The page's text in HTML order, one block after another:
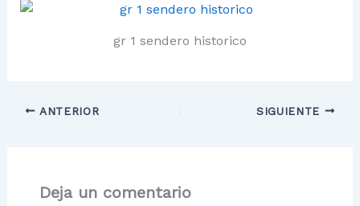
gr 1 sendero historico
ANTERIOR SIGUIENTE
Deja un comentario